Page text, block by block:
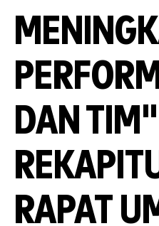
DAN
RAPAT